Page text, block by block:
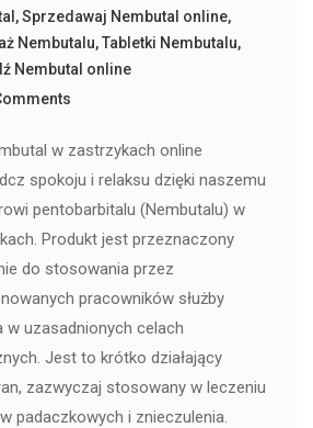
,Sprzedawaj Nembutal online,
Nembutalu,Tabletki Nembutalu,
Nembutal online
w zastrzykach online
spokoju i relaksu dzięki naszemu
pentobarbitalu (Nembutalu) w
Produkt jest przeznaczony
do stosowania przez
pracowników służby
w uzasadnionych celach
Jest to krótko działający
zazwyczaj stosowany w leczeniu
padaczkowych i znieczulenia.